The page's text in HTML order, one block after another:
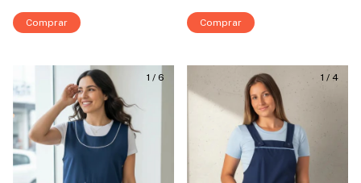
Comprar Comprar
1 / 6 1 / 4